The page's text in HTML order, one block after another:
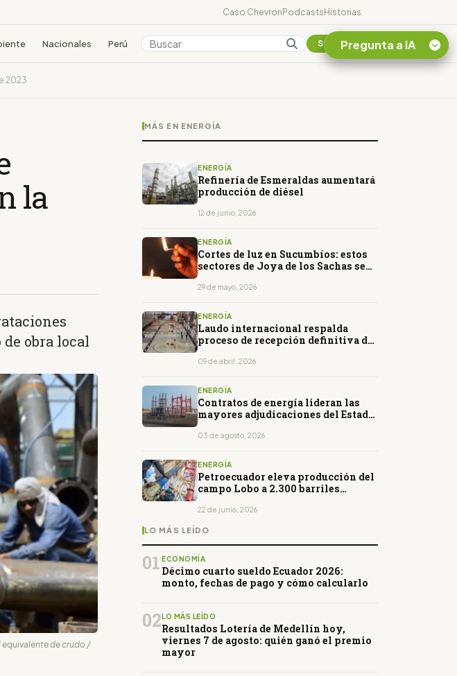
Caso ChevronPodcastsHistorias
Nacionales Perú Colombia Suscribirse
2023
la
obra local
de crudo /
MÁS EN ENERGÍA
ENERGÍA
Refinería de Esmeraldas aumentará
producción de diésel
12 de junio, 2026
ENERGÍA
Cortes de luz en Sucumbíos: estos
sectores de Joya de los Sachas se
29 de mayo, 2026
ENERGÍA
Laudo internacional respalda
proceso de recepción definitiva de
09 de abril, 2026
ENERGÍA
Contratos de energía lideran las
mayores adjudicaciones del Estado
03 de agosto, 2026
ENERGÍA
Petroecuador eleva producción del
campo Lobo a 2.300 barriles
22 de junio, 2026
LO MÁS LEÍDO
01 ECONOMÍA
Décimo cuarto sueldo Ecuador 2026:
monto, fechas de pago y cómo calcularlo
02 LO MÁS LEÍDO
Resultados Lotería de Medellín hoy,
viernes 7 de agosto: quién ganó el premio
mayor
Pregunta a IA